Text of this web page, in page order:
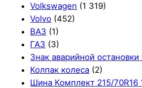
Volkswagen (1 319)
Volvo (452)
ВАЗ (1)
ГАЗ (3)
Знак аварийной
Колпак колеса (2)
Шина Комплект 215/